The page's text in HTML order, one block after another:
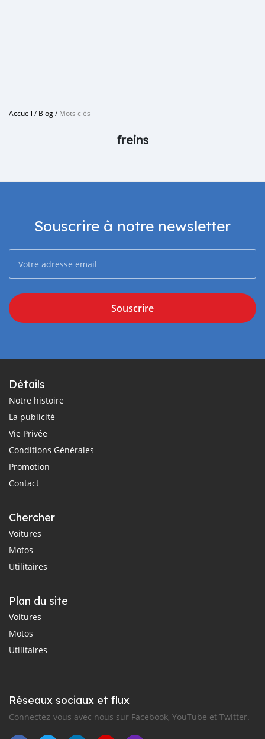
Accueil /Blog/Mots clés
freins
Souscrire à notre newsletter
Souscrire
Détails
Notre histoire
La publicité
Vie Privée
Conditions Générales
Promotion
Contact
Chercher
Voitures
Motos
Utilitaires
Plan du site
Voitures
Motos
Utilitaires
Réseaux sociaux et flux
Connectez-vous avec nous sur Facebook, YouTube et Twitter.